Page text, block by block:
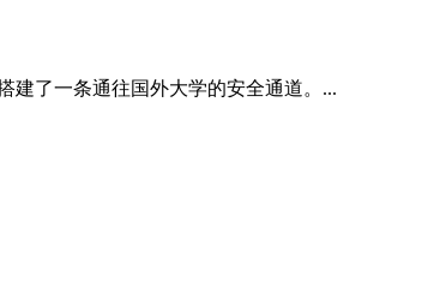
建了一条通往国外大学的安全通道。...